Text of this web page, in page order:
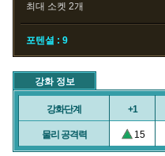
최대 소켓 2개
포텐셜 : 9
강화 정보
강화단계 +1
물리 공격력 15